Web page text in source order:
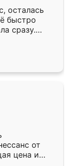
осталась
быстро
сразу.
к
Собрали
даже
от
цена и